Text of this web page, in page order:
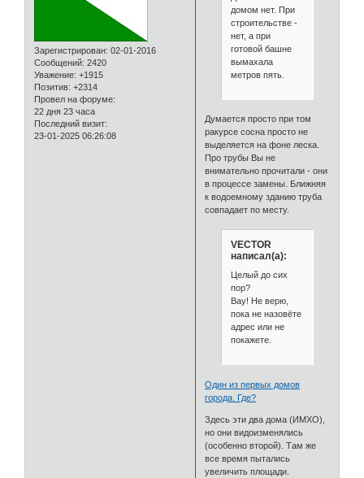
Зарегистрирован: 02-01-2016
Сообщений: 2420
Уважение: +1915
Позитив: +2314
Провел на форуме:
22 дня 23 часа
Последний визит:
23-01-2025 06:26:08
домом нет. При
строительстве -
нет, а при
готовой башне
вымахала
метров пять.
Думается просто при том
ракурсе сосна просто не
выделяется на фоне леска.
Про трубы Вы не
внимательно прочитали - они
в процессе замены. Ближняя
к водоемному зданию труба
совпадает по месту.
VECTOR
написал(а):
Целый до сих
пор?
Вау! Не верю,
пока не назовёте
адрес или не
покажете.
Один из первых домов
города. Где?
Здесь эти два дома (ИМХО),
но они видоизменялись
(особенно второй). Там же
все время пытались
увеличить площади.